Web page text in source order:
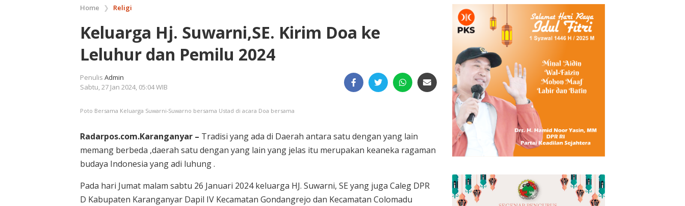
Home ❯ Religi
Keluarga Hj. Suwarni,SE. Kirim Doa ke
Leluhur dan Pemilu 2024
Penulis Admin
Sabtu, 27 Jan 2024, 05:04 WIB
Poto Bersama Keluarga Suwarni-Suwarno bersama Ustad di acara Doa bersama
Radarpos.com.Karanganyar – Tradisi yang ada di Daerah antara satu dengan yang lain
memang berbeda ,daerah satu dengan yang lain yang jelas itu merupakan keaneka ragaman
budaya Indonesia yang adi luhung .
Pada hari Jumat malam sabtu 26 Januari 2024 keluarga HJ. Suwarni, SE yang juga Caleg DPR
D Kabupaten Karanganyar Dapil IV Kecamatan Gondangrejo dan Kecamatan Colomadu